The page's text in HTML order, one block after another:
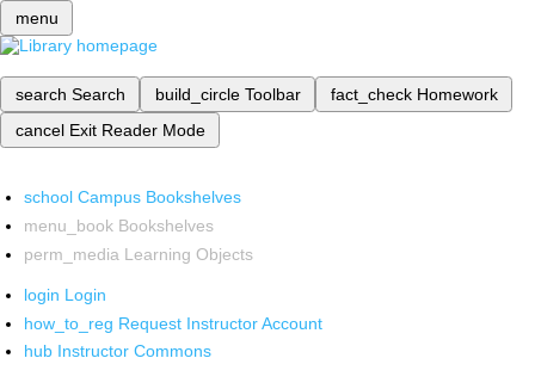
menu
search Search build_circle Toolbar fact_check Homework
cancel Exit Reader Mode
school Campus Bookshelves
menu_book Bookshelves
perm_media Learning Objects
login Login
how_to_reg Request Instructor Account
hub Instructor Commons